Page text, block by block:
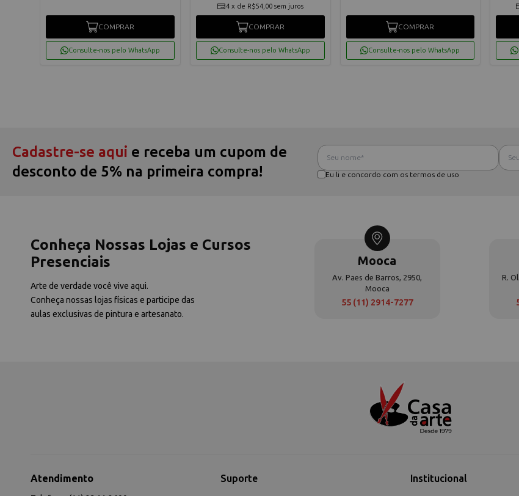
COMPRAR
Consulte-nos pelo WhatsApp
4 x de R$54,00 sem juros
COMPRAR
Consulte-nos pelo WhatsApp
COMPRAR
Consulte-nos pelo WhatsApp
Cadastre-se aqui e receba um cupom de
desconto de 5% na primeira compra!
Eu li e concordo com os termos de uso
Conheça Nossas Lojas e Cursos
Presenciais
Arte de verdade você vive aqui.
Conheça nossas lojas físicas e participe das
aulas exclusivas de pintura e artesanato.
Mooca
Av. Paes de Barros, 2950,
Mooca
55 (11) 2914-7277
R.
Atendimento Suporte Institucional